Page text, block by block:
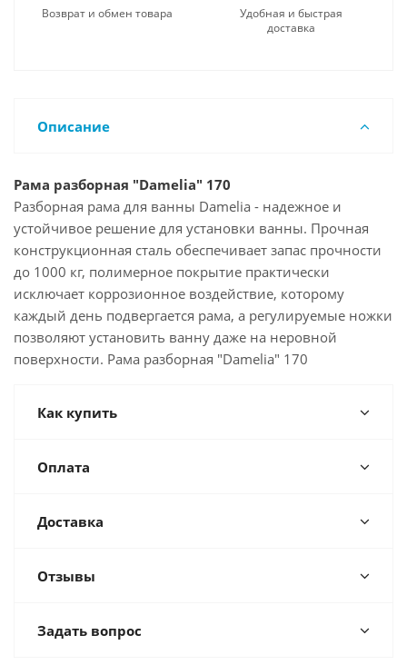
Возврат и обмен товара
Удобная и быстрая
доставка
Описание
Рама разборная "Damelia" 170
Разборная рама для ванны Damelia - надежное и
устойчивое решение для установки ванны. Прочная
конструкционная сталь обеспечивает запас прочности
до 1000 кг, полимерное покрытие практически
исключает коррозионное воздействие, которому
каждый день подвергается рама, а регулируемые ножки
позволяют установить ванну даже на неровной
поверхности. Рама разборная "Damelia" 170
Как купить
Оплата
Доставка
Отзывы
Задать вопрос